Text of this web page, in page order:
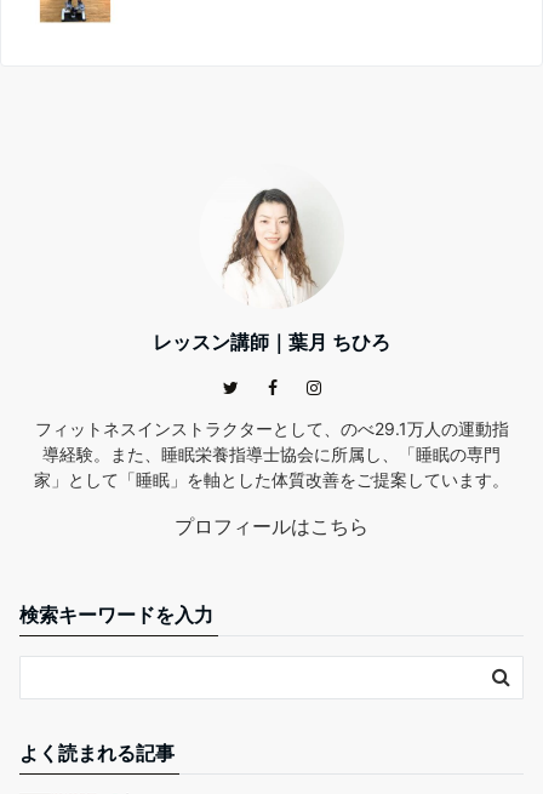
レッスン講師｜葉月 ちひろ
フィットネスインストラクターとして、のべ29.1万人の運動指
導経験。また、睡眠栄養指導士協会に所属し、「睡眠の専門
家」として「睡眠」を軸とした体質改善をご提案しています。
プロフィールはこちら
検索キーワードを入力
よく読まれる記事